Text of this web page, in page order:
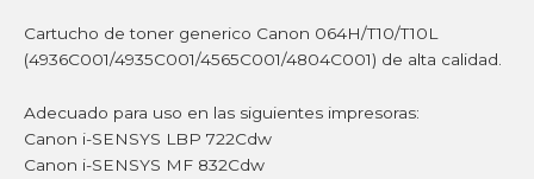
Cartucho de toner generico Canon 064H/T10/T10L
(4936C001/4935C001/4565C001/4804C001) de alta calidad.
Adecuado para uso en las siguientes impresoras:
Canon i-SENSYS LBP 722Cdw
Canon i-SENSYS MF 832Cdw